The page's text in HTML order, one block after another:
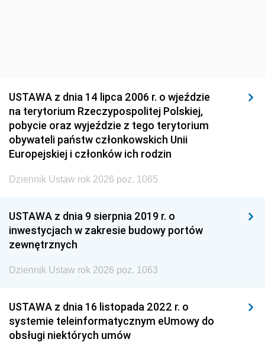
USTAWA z dnia 14 lipca 2006 r. o wjeździe
na terytorium Rzeczypospolitej Polskiej,
pobycie oraz wyjeździe z tego terytorium
obywateli państw członkowskich Unii
Europejskiej i członków ich rodzin
Dziennik Ustaw rok 2026 poz. 1065
USTAWA z dnia 9 sierpnia 2019 r. o
inwestycjach w zakresie budowy portów
zewnętrznych
Dziennik Ustaw rok 2026 poz. 1063
USTAWA z dnia 16 listopada 2022 r. o
systemie teleinformatycznym eUmowy do
obsługi niektórych umów